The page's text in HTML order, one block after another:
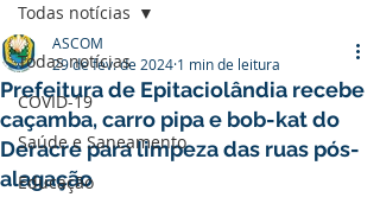
Todas notícias
COVID-19
Saúde e Saneamento
Educação
Todas notícias
Prefeitura de Epitaciolândia recebe
caçamba, carro pipa e bob-kat do
Deracre para limpeza das ruas pós-
alagação
ASCOM
29 de fev. de 2024 1 min de leitura